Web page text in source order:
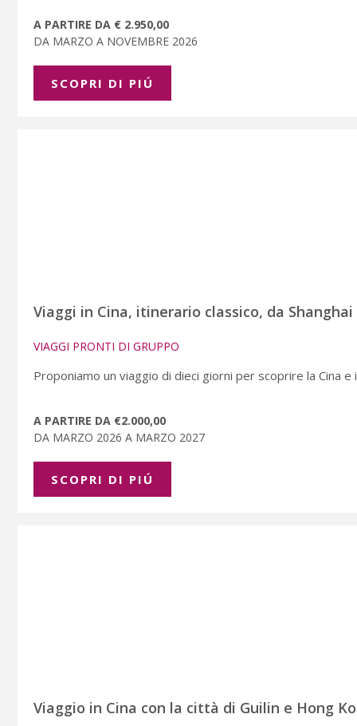
A PARTIRE DA € 2.950,00
DA MARZO A NOVEMBRE 2026
SCOPRI DI PIÚ
Viaggi in Cina, itinerario classico, da Shanghai
VIAGGI PRONTI DI GRUPPO
Proponiamo un viaggio di dieci giorni per scoprire la Cina
A PARTIRE DA €2.000,00
DA MARZO 2026 A MARZO 2027
SCOPRI DI PIÚ
Viaggio in Cina con la città di Guilin e Hong